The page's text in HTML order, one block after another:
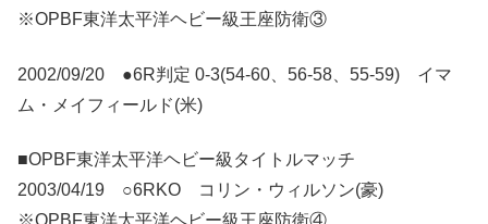
※OPBF東洋太平洋ヘビー級王座防衛③
2002/09/20 ●6R判定 0-3(54-60、56-58、55-59) イマ
ム・メイフィールド(米)
■OPBF東洋太平洋ヘビー級タイトルマッチ
2003/04/19 ○6RKO コリン・ウィルソン(豪)